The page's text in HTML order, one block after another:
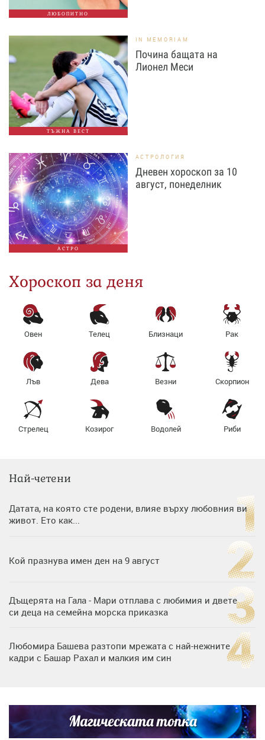
ЛЮБОПИТНО
ТЪЖНА ВЕСТ
IN MEMORIAM
Почина бащата на
Лионел Меси
АСТРО
АСТРОЛОГИЯ
Дневен хороскоп за 10
август, понеделник
Хороскоп за деня
Овен Телец Близнаци Рак
Лъв Дева Везни Скорпион
Стрелец Козирог Водолей Риби
Най-четени
Датата, на която сте родени, влияе върху любовния ви
живот. Ето как...
Кой празнува имен ден на 9 август
Дъщерята на Гала - Мари отплава с любимия и двете
си деца на семейна морска приказка
Любомира Башева разтопи мрежата с най-нежните
кадри с Башар Рахал и малкия им син
Димов издадоха своето любимо място
Дъщерята на Тодор Батков вдигна сватба, Стоичков и
Магическата топка